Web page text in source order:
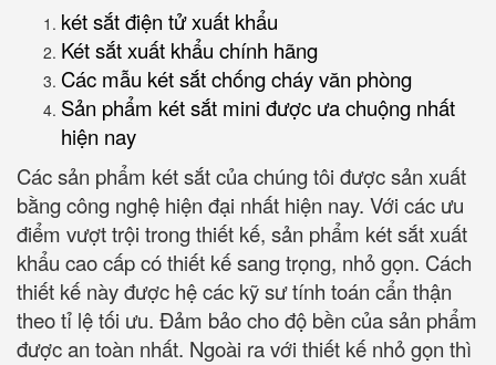
két sắt điện tử xuất khẩu
Két sắt xuất khẩu chính hãng
Các mẫu két sắt chống cháy văn phòng
Sản phẩm két sắt mini được ưa chuộng nhất
hiện nay
Các sản phẩm két sắt của chúng tôi được sản xuất
bằng công nghệ hiện đại nhất hiện nay. Với các ưu
điểm vượt trội trong thiết kế, sản phẩm két sắt xuất
khẩu cao cấp có thiết kế sang trọng, nhỏ gọn. Cách
thiết kế này được hệ các kỹ sư tính toán cẩn thận
theo tỉ lệ tối ưu. Đảm bảo cho độ bền của sản phẩm
được an toàn nhất. Ngoài ra với thiết kế nhỏ gọn thì